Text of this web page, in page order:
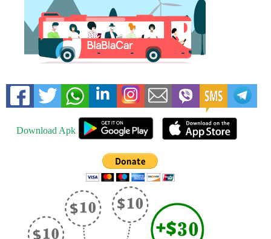
Download Apk